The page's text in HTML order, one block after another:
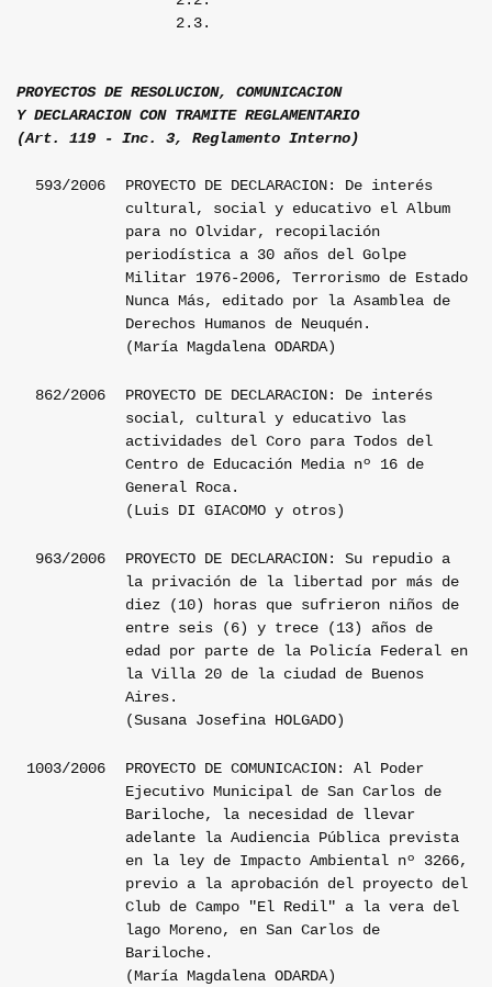
2.3.
PROYECTOS DE RESOLUCION, COMUNICACION
Y DECLARACION CON TRAMITE REGLAMENTARIO
(Art. 119 - Inc. 3, Reglamento Interno)
593/2006
PROYECTO DE DECLARACION: De interés
cultural, social y educativo el Album
para no Olvidar, recopilación
periodística a 30 años del Golpe
Militar 1976-2006, Terrorismo de Estado
Nunca Más, editado por la Asamblea de
Derechos Humanos de Neuquén.
(María Magdalena ODARDA)
862/2006
PROYECTO DE DECLARACION: De interés
social, cultural y educativo las
actividades del Coro para Todos del
Centro de Educación Media nº 16 de
General Roca.
(Luis DI GIACOMO y otros)
963/2006
PROYECTO DE DECLARACION: Su repudio a
la privación de la libertad por más de
diez (10) horas que sufrieron niños de
entre seis (6) y trece (13) años de
edad por parte de la Policía Federal en
la Villa 20 de la ciudad de Buenos
Aires.
(Susana Josefina HOLGADO)
1003/2006
PROYECTO DE COMUNICACION: Al Poder
Ejecutivo Municipal de San Carlos de
Bariloche, la necesidad de llevar
adelante la Audiencia Pública prevista
en la ley de Impacto Ambiental nº 3266,
previo a la aprobación del proyecto del
Club de Campo "El Redil" a la vera del
lago Moreno, en San Carlos de
Bariloche.
(María Magdalena ODARDA)